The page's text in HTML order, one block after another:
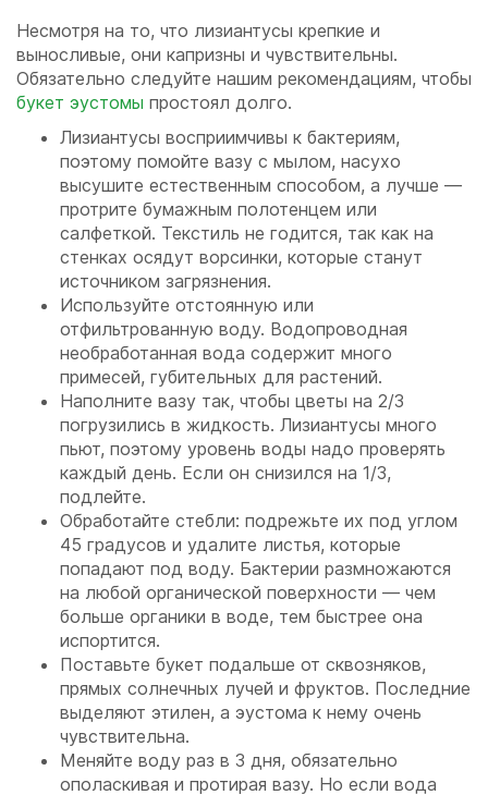
Несмотря на то, что лизиантусы крепкие и
выносливые, они капризны и чувствительны.
Обязательно следуйте нашим рекомендациям, чтобы
букет эустомы простоял долго.
Лизиантусы восприимчивы к бактериям,
поэтому помойте вазу с мылом, насухо
высушите естественным способом, а лучше —
протрите бумажным полотенцем или
салфеткой. Текстиль не годится, так как на
стенках осядут ворсинки, которые станут
источником загрязнения.
Используйте отстоянную или
отфильтрованную воду. Водопроводная
необработанная вода содержит много
примесей, губительных для растений.
Наполните вазу так, чтобы цветы на 2/3
погрузились в жидкость. Лизиантусы много
пьют, поэтому уровень воды надо проверять
каждый день. Если он снизился на 1/3,
подлейте.
Обработайте стебли: подрежьте их под углом
45 градусов и удалите листья, которые
попадают под воду. Бактерии размножаются
на любой органической поверхности — чем
больше органики в воде, тем быстрее она
испортится.
Поставьте букет подальше от сквозняков,
прямых солнечных лучей и фруктов. Последние
выделяют этилен, а эустома к нему очень
чувствительна.
Меняйте воду раз в 3 дня, обязательно
ополаскивая и протирая вазу. Но если вода